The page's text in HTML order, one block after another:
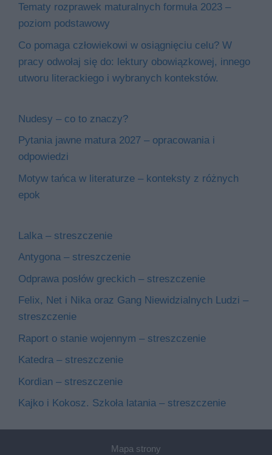
Tematy rozprawek maturalnych formuła 2023 –
poziom podstawowy
Co pomaga człowiekowi w osiągnięciu celu? W
pracy odwołaj się do: lektury obowiązkowej, innego
utworu literackiego i wybranych kontekstów.
Nudesy – co to znaczy?
Pytania jawne matura 2027 – opracowania i
odpowiedzi
Motyw tańca w literaturze – konteksty z różnych
epok
Lalka – streszczenie
Antygona – streszczenie
Odprawa posłów greckich – streszczenie
Felix, Net i Nika oraz Gang Niewidzialnych Ludzi –
streszczenie
Raport o stanie wojennym – streszczenie
Katedra – streszczenie
Kordian – streszczenie
Kajko i Kokosz. Szkoła latania – streszczenie
Mapa strony